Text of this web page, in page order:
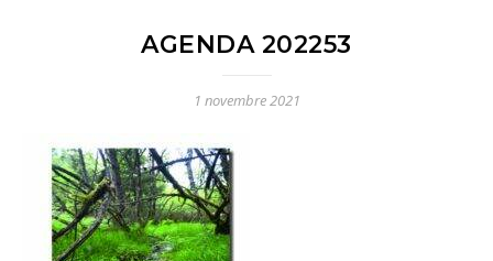
AGENDA 202253
1 novembre 2021